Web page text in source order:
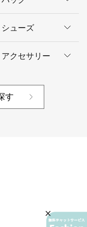
シューズ
アクセサリー
す